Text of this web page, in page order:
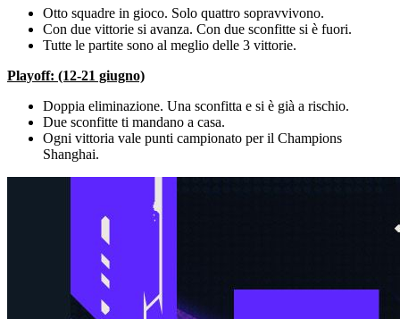
Otto squadre in gioco. Solo quattro sopravvivono.
Con due vittorie si avanza. Con due sconfitte si è fuori.
Tutte le partite sono al meglio delle 3 vittorie.
Playoff: (12-21 giugno)
Doppia eliminazione. Una sconfitta e si è già a rischio.
Due sconfitte ti mandano a casa.
Ogni vittoria vale punti campionato per il Champions
Shanghai.